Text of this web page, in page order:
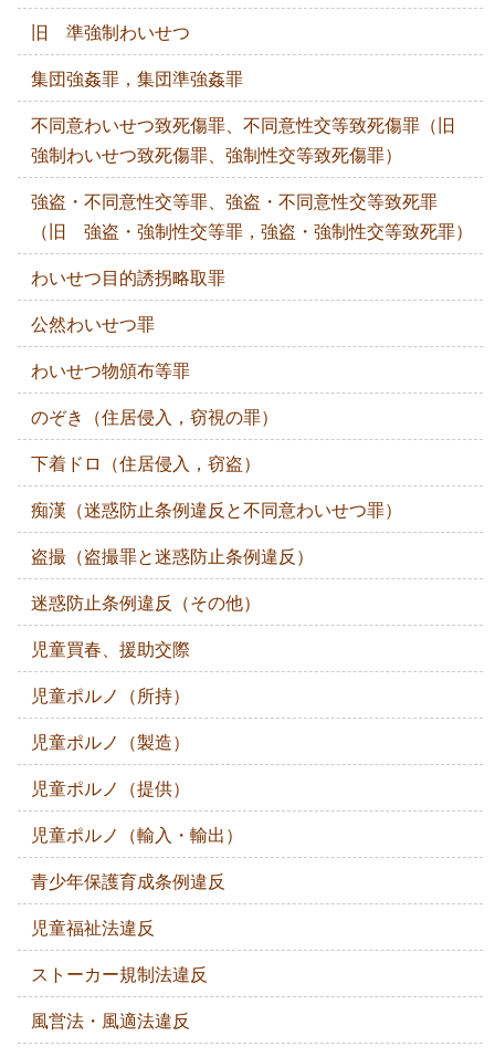
旧 準強制わいせつ
集団強姦罪，集団準強姦罪
不同意わいせつ致死傷罪、不同意性交等致死傷罪（旧
強制わいせつ致死傷罪、強制性交等致死傷罪）
強盗・不同意性交等罪、強盗・不同意性交等致死罪
（旧 強盗・強制性交等罪，強盗・強制性交等致死罪）
わいせつ目的誘拐略取罪
公然わいせつ罪
わいせつ物頒布等罪
のぞき（住居侵入，窃視の罪）
下着ドロ（住居侵入，窃盗）
痴漢（迷惑防止条例違反と不同意わいせつ罪）
盗撮（盗撮罪と迷惑防止条例違反）
迷惑防止条例違反（その他）
児童買春、援助交際
児童ポルノ（所持）
児童ポルノ（製造）
児童ポルノ（提供）
児童ポルノ（輸入・輸出）
青少年保護育成条例違反
児童福祉法違反
ストーカー規制法違反
風営法・風適法違反